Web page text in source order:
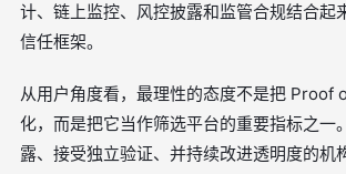
计、链上监控、风控披露和监管合规结合起
信任框架。
从用户角度看，最理性的态度不是把 Proof
化，而是把它当作筛选平台的重要指标之一
露、接受独立验证、并持续改进透明度的机